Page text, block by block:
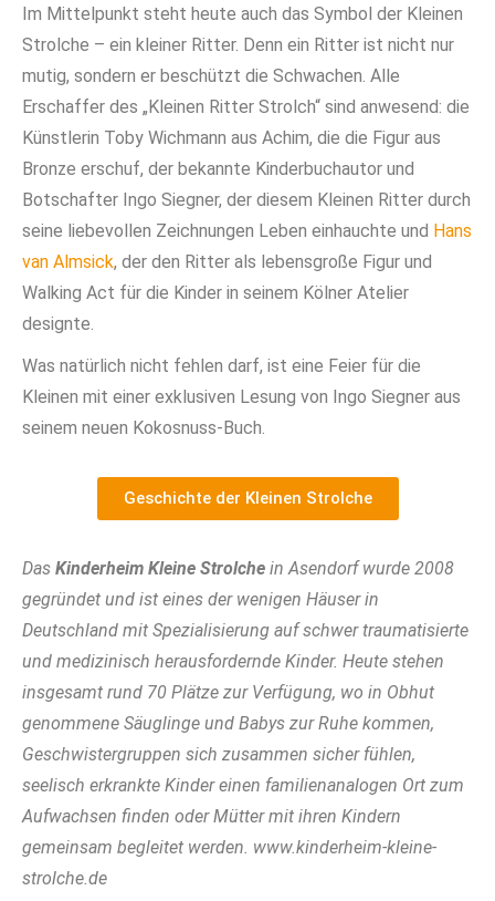
Im Mittelpunkt steht heute auch das Symbol der Kleinen
Strolche – ein kleiner Ritter. Denn ein Ritter ist nicht nur
mutig, sondern er beschützt die Schwachen. Alle
Erschaffer des „Kleinen Ritter Strolch“ sind anwesend: die
Künstlerin Toby Wichmann aus Achim, die die Figur aus
Bronze erschuf, der bekannte Kinderbuchautor und
Botschafter Ingo Siegner, der diesem Kleinen Ritter durch
seine liebevollen Zeichnungen Leben einhauchte und Hans
van Almsick, der den Ritter als lebensgroße Figur und
Walking Act für die Kinder in seinem Kölner Atelier
designte.
Was natürlich nicht fehlen darf, ist eine Feier für die
Kleinen mit einer exklusiven Lesung von Ingo Siegner aus
seinem neuen Kokosnuss-Buch.
Geschichte der Kleinen Strolche
Das Kinderheim Kleine Strolche in Asendorf wurde 2008
gegründet und ist eines der wenigen Häuser in
Deutschland mit Spezialisierung auf schwer traumatisierte
und medizinisch herausfordernde Kinder. Heute stehen
insgesamt rund 70 Plätze zur Verfügung, wo in Obhut
genommene Säuglinge und Babys zur Ruhe kommen,
Geschwistergruppen sich zusammen sicher fühlen,
seelisch erkrankte Kinder einen familienanalogen Ort zum
Aufwachsen finden oder Mütter mit ihren Kindern
gemeinsam begleitet werden. www.kinderheim-kleine-
strolche.de